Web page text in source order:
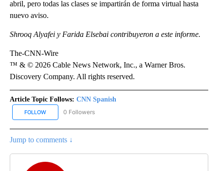
abril, pero todas las clases se impartirán de forma virtual hasta
nuevo aviso.
Shrooq Alyafei y Farida Elsebai contribuyeron a este informe.
The-CNN-Wire
™ & © 2026 Cable News Network, Inc., a Warner Bros.
Discovery Company. All rights reserved.
Article Topic Follows: CNN Spanish
FOLLOW FOLLOW "CNN SPANISH" TO RECEIVE NOTIFICATIONS ABOUT
0 Followers
Jump to comments ↓